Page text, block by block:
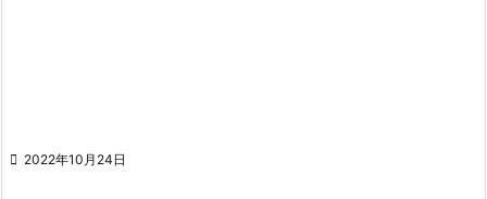
 2022年10月24日